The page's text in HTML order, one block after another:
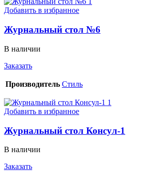
Добавить в избранное
Журнальный стол №6
В наличии
Заказать
Производитель Стиль
Добавить в избранное
Журнальный стол Консул-1
В наличии
Заказать